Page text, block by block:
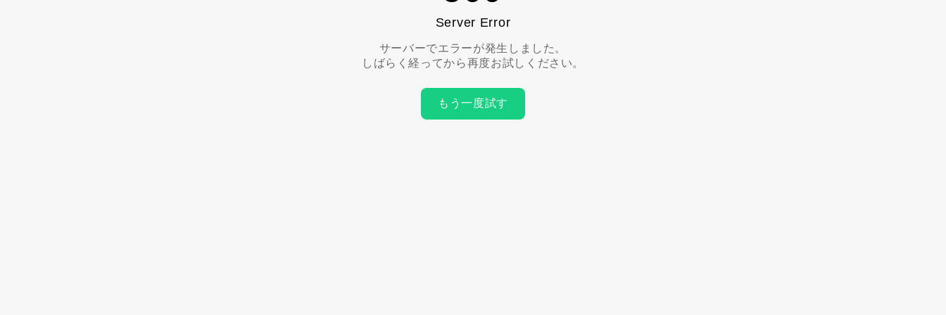
Server Error
サーバーでエラーが発生しました。
しばらく経ってから再度お試しください。
もう一度試す